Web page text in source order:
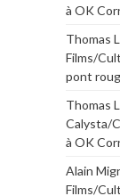
à OK
Thomas
Films/
pont
Thomas
Calysta/
à OK
Alain
Films/